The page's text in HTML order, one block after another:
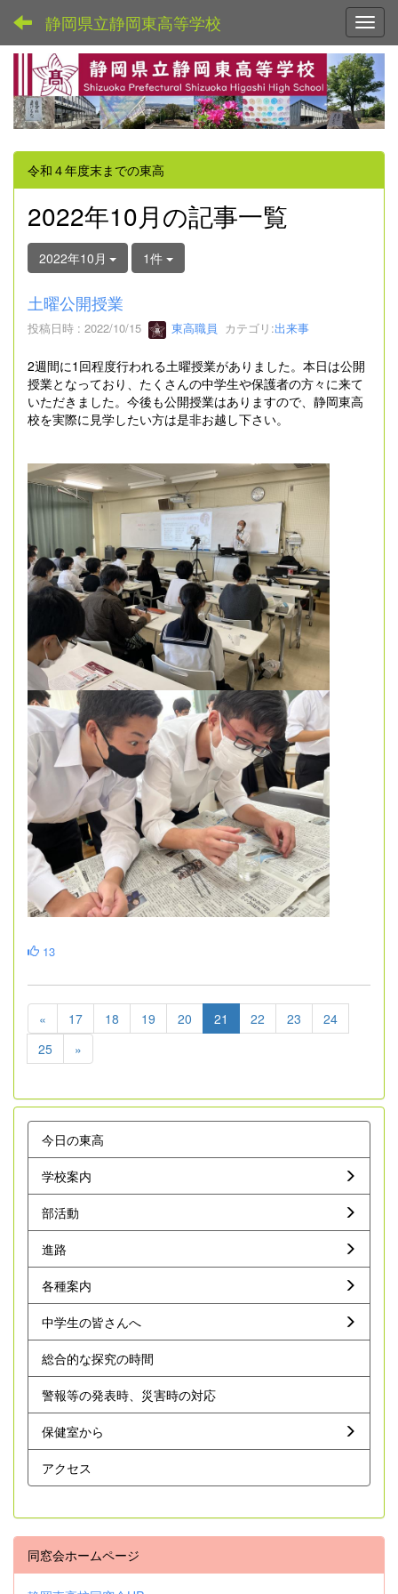
静岡県立静岡東高等学校
令和４年度末までの東高
2022年10月の記事一覧
2022年10月 1件
土曜公開授業
投稿日時 : 2022/10/15 東高職員 カテゴリ:出来事
2週間に1回程度行われる土曜授業がありました。本日は公開
授業となっており、たくさんの中学生や保護者の方々に来て
いただきました。今後も公開授業はありますので、静岡東高
校を実際に見学したい方は是非お越し下さい。
13
« 17 18 19 20 21 22 23
24
25
»
今日の東高
学校案内
部活動
進路
各種案内
中学生の皆さんへ
総合的な探究の時間
警報等の発表時、災害時の対応
保健室から
アクセス
同窓会ホームページ